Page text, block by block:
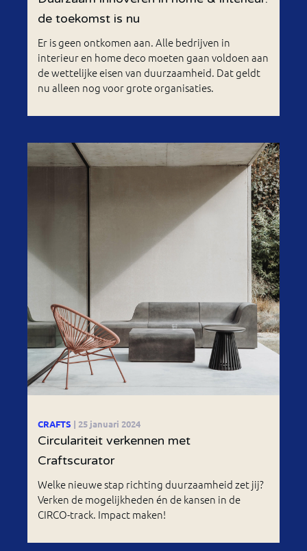
de toekomst is nu
Er is geen ontkomen aan. Alle bedrijven in
interieur en home deco moeten gaan voldoen aan
de wettelijke eisen van duurzaamheid. Dat geldt
nu alleen nog voor grote organisaties.
CRAFTS | 25 januari 2024
Circulariteit verkennen met
Craftscurator
Welke nieuwe stap richting duurzaamheid zet jij?
Verken de mogelijkheden én de kansen in de
CIRCO-track. Impact maken!